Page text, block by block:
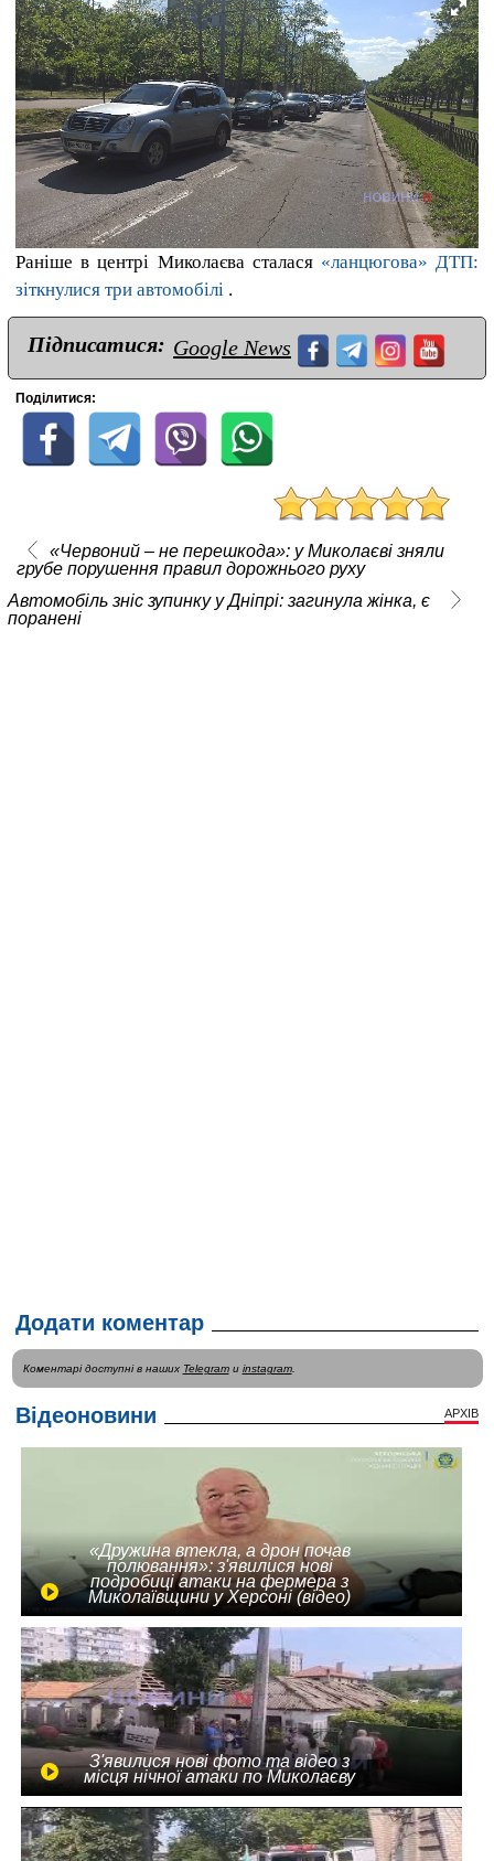
Раніше в центрі Миколаєва сталася «ланцюгова» ДТП:
зіткнулися три автомобілі .
Підписатися: Google News
Поділитися:
«Червоний – не перешкода»: у Миколаєві зняли
грубе порушення правил дорожнього руху
Автомобіль зніс зупинку у Дніпрі: загинула жінка, є
поранені
Додати коментар
Коментарі доступні в наших Telegramи instagram.
Відеоновини АРХІВ
«Дружина втекла, а дрон почав
полювання»: з'явилися нові
подробиці атаки на фермера з
Миколаївщини у Херсоні (відео)
З'явилися нові фото та відео з
місця нічної атаки по Миколаєву